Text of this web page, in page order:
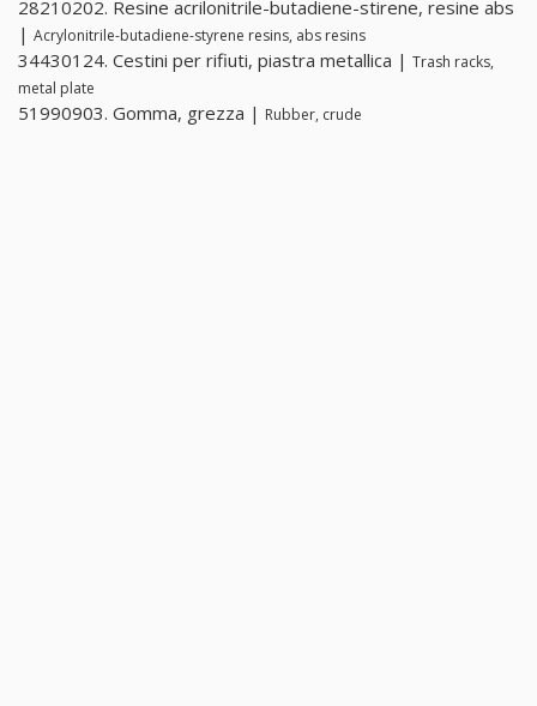
28210202. Resine acrilonitrile-butadiene-stirene, resine abs
| Acrylonitrile-butadiene-styrene resins, abs resins
34430124. Cestini per rifiuti, piastra metallica | Trash racks,
metal plate
51990903. Gomma, grezza | Rubber, crude